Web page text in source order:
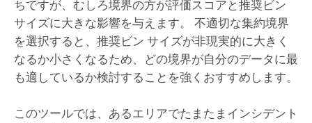
ちですが、むしろ境界の方が評価スコアと推奨ビン
サイズに大きな影響を与えます。 不適切な集約境界
を選択すると、推奨ビン サイズが非現実的に大きく
なるか小さくなるため、どの境界が自分のデータに最
も適しているか検討することを強くおすすめします。
このツールでは、あるエリアでたまたまインシデント